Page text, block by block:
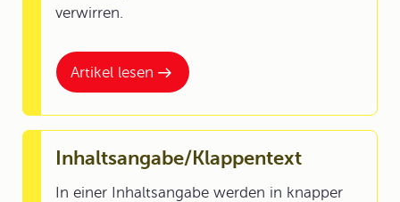
Artikel lesen
verwirren.
Inhaltsangabe/Klappentext
In einer Inhaltsangabe werden in knapper